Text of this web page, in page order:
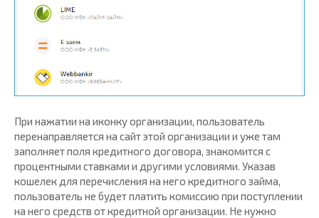
При нажатии на иконку организации, пользователь
перенаправляется на сайт этой организации и уже там
заполняет поля кредитного договора, знакомится с
процентными ставками и другими условиями. Указав
кошелек для перечисления на него кредитного займа,
пользователь не будет платить комиссию при поступлении
на него средств от кредитной организации. Не нужно